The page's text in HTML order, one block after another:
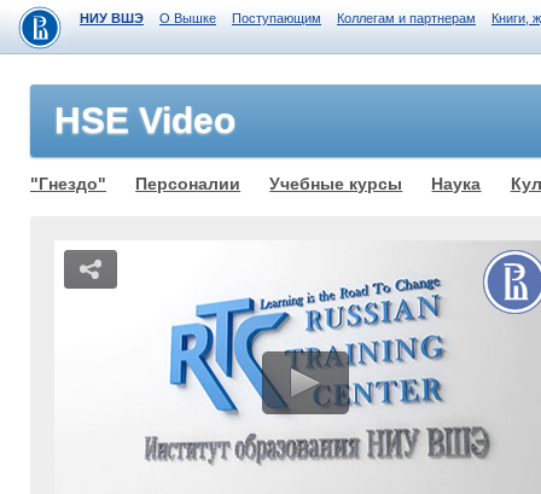
НИУ ВШЭ О Вышке Поступающим Коллегам и партнерам Книги,
HSE Video
"Гнездо" Персоналии Учебные курсы Наука